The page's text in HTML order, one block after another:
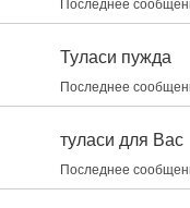
Последнее
Туласи пужда
Последнее
туласи для Вас
Последнее